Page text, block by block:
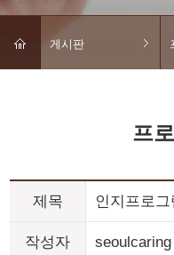
게시판
프
제목 인지프로
작성자 seoulcaring